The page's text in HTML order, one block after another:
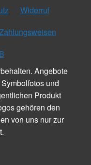
Widerruf
Angebote
und
Produkt
gehören den
von uns nur zur